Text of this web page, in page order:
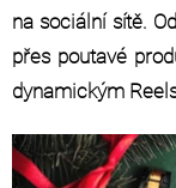
na sociální sítě.
přes poutavé
dynamickým